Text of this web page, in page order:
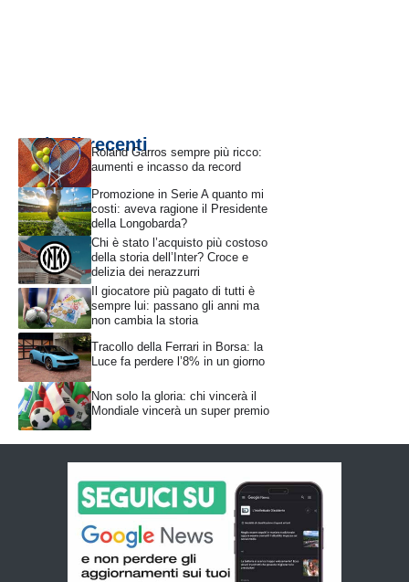
Articoli recentiRoland Garros sempre più ricco:
aumenti e incasso da record
Promozione in Serie A quanto mi
costi: aveva ragione il Presidente
della Longobarda?
Chi è stato l’acquisto più costoso
della storia dell’Inter? Croce e
delizia dei nerazzurri
Il giocatore più pagato di tutti è
sempre lui: passano gli anni ma
non cambia la storia
Tracollo della Ferrari in Borsa: la
Luce fa perdere l’8% in un giorno
Non solo la gloria: chi vincerà il
Mondiale vincerà un super premio